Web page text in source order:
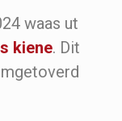
waas ut
kiene. Dit